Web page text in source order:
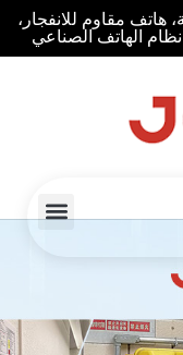
هاتف مقاوم للانفجار،
الهاتف الصناعي